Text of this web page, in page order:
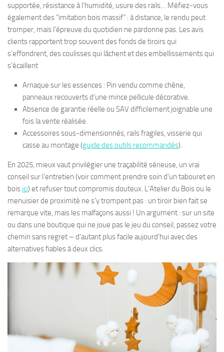
supportée, résistance à l’humidité, usure des rails… Méfiez-vous
également des “imitation bois massif” : à distance, le rendu peut
tromper, mais l’épreuve du quotidien ne pardonne pas. Les avis
clients rapportent trop souvent des fonds de tiroirs qui
s’effondrent, des coulisses qui lâchent et des embellissements qui
s’écaillent
Arnaque sur les essences : Pin vendu comme chêne,
panneaux recouverts d’une mince pellicule décorative.
Absence de garantie réelle ou SAV difficilement joignable une
fois la vente réalisée.
Accessoires sous-dimensionnés, rails fragiles, visserie qui
casse au montage (guide des outils recommandés).
En 2025, mieux vaut privilégier une traçabilité sérieuse, un vrai
conseil sur l’entretien (voir comment prendre soin d’un tabouret en
bois ici) et refuser tout compromis douteux. L’Atelier du Bois ou le
menuisier de proximité ne s’y trompent pas : un tiroir bien fait se
remarque vite, mais les malfaçons aussi ! Un argument : sur un site
ou dans une boutique qui ne joue pas le jeu du conseil, passez votre
chemin sans regret – d’autant plus facile aujourd’hui avec des
alternatives fiables à deux clics.